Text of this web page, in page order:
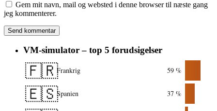
Gem mit navn, mail og websted i denne browser til næste gang
jeg kommenterer.
VM-simulator – top 5 forudsigelser
🇫🇷Frankrig 59 %
🇪🇸Spanien 37 %